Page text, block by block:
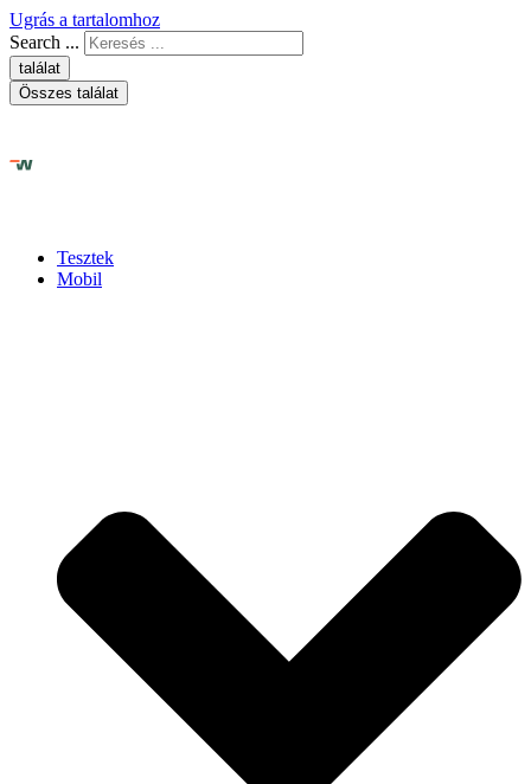
Ugrás a tartalomhoz
Search ...
találat
Összes találat
Tesztek
Mobil